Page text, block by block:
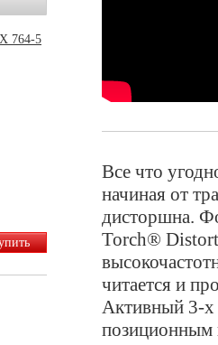
764-5
Все что
начиная от
дисторшна.
Torch®
читается и
Активный 3-х
позиционным